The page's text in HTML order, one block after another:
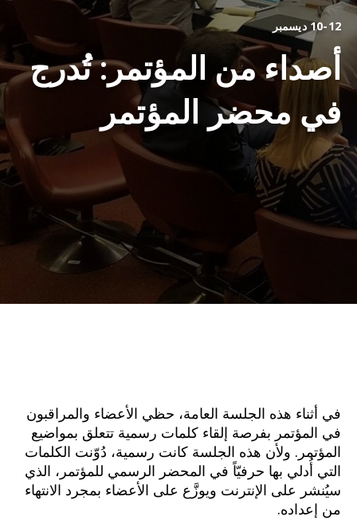
10-12 ديسمبر
أصداء من المؤتمر: تُدرج
في محضر المؤتمر
في أثناء هذه الجلسة العامة، حظي الأعضاء والمراقبون
في المؤتمر بفرصة إلقاء كلمات رسمية تتعلق بمواضيع
المؤتمر. ولأن هذه الجلسة كانت رسمية، دُوّنت الكلمات
التي أُدلي بها حرفيّاً في المحضر الرسمي للمؤتمر، الذي
سيُنشر على الإنترنت ويوزَّع على الأعضاء بمجرد الانتهاء
من إعداده.